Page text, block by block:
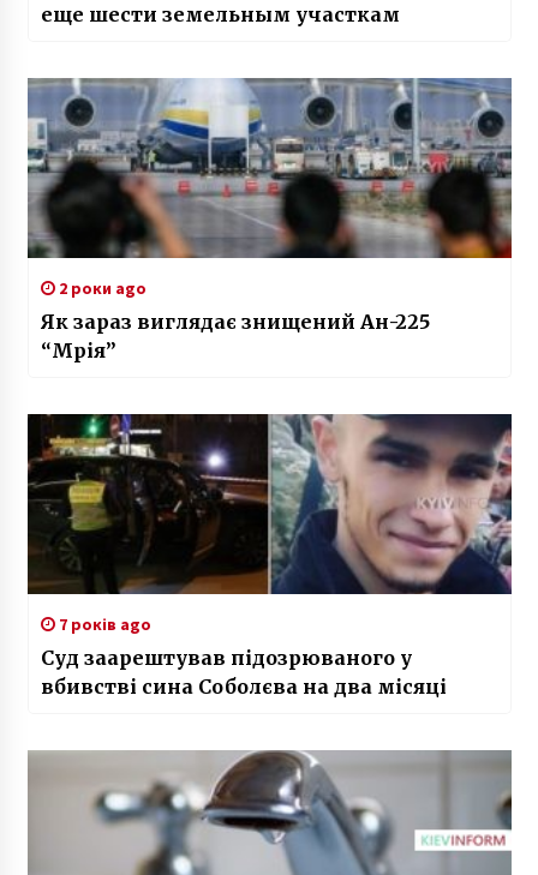
еще шести земельным участкам
2 роки ago
Як зараз виглядає знищений Ан-225
“Мрія”
7 років ago
Суд заарештував підозрюваного у
вбивстві сина Соболєва на два місяці